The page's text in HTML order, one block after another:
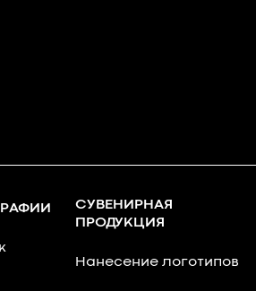
СУВЕНИРНАЯ
ПРОДУКЦИЯ
Нанесение логотипов